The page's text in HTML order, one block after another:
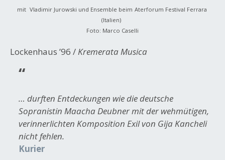
mit Vladimir Jurowski und Ensemble beim Aterforum Festival Ferrara
(Italien)
Foto: Marco Caselli
Lockenhaus ’96 /Kremerata Musica
… durften Entdeckungen wie die deutsche
Sopranistin Maacha Deubner mit der wehmütigen,
verinnerlichten Komposition Exilvon Gija Kancheli
nicht fehlen.
Kurier